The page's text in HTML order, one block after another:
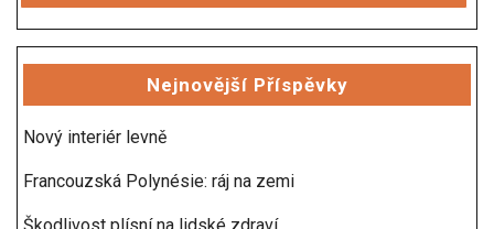
Nejnovější Příspěvky
Nový interiér levně
Francouzská Polynésie: ráj na zemi